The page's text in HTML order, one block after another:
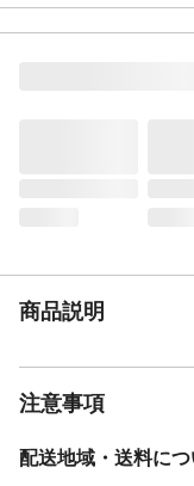
本体重量
ブランド名
商品説明
注意事項
配送地域・送料につ